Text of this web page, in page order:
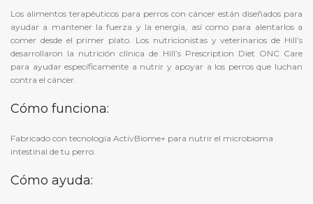
Los alimentos terapéuticos para perros con cáncer están diseñados para
ayudar a mantener la fuerza y la energía, así como para alentarlos a
comer desde el primer plato. Los nutricionistas y veterinarios de Hill’s
desarrollaron la nutrición clínica de Hill’s Prescription Diet ONC Care
para ayudar específicamente a nutrir y apoyar a los perros que luchan
contra el cáncer.
Cómo funciona:
Fabricado con tecnología ActivBiome+ para nutrir el microbioma
intestinal de tu perro.
Cómo ayuda: